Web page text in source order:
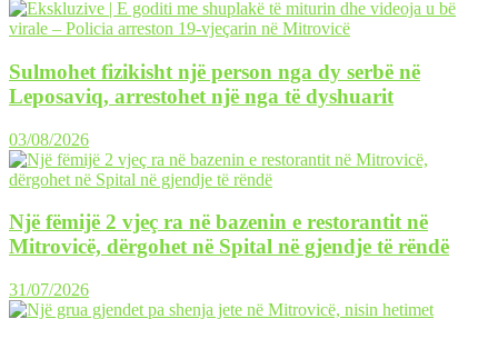
Sulmohet fizikisht një person nga dy serbë në
Leposaviq, arrestohet një nga të dyshuarit
03/08/2026
Një fëmijë 2 vjeç ra në bazenin e restorantit në
Mitrovicë, dërgohet në Spital në gjendje të rëndë
31/07/2026